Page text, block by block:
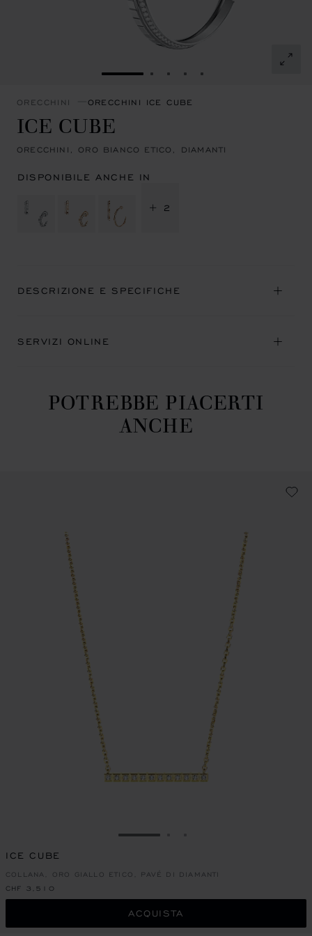
VAI ALLA SLIDE 1
VAI ALLA SLIDE 2
VAI ALLA SLIDE 3
VAI ALLA SLIDE 4
VAI ALLA SLIDE 5
ORECCHINI ORECCHINI ICE CUBE
ICE CUBE
ORECCHINI, ORO BIANCO ETICO, DIAMANTI
DISPONIBILE ANCHE IN
+ 2
DESCRIZIONE E SPECIFICHE
SERVIZI ONLINE
POTREBBE PIACERTI
ANCHE
VAI ALLA SLIDE 1
ICE CUBE
COLLANA, ORO GIALLO ETICO, PAVÉ DI DIAMANTI
CHF 3,510
ACQUISTA